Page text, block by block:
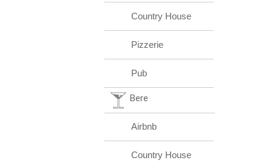
Country House
Pizzerie
Pub
Bere
Airbnb
Country House